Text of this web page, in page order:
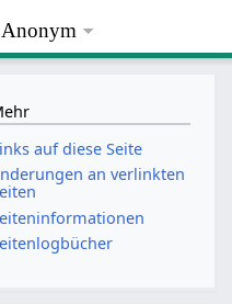
Anonym
auf diese Seite
an verlinkten